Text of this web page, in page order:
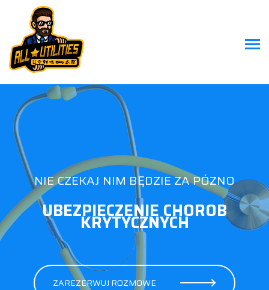
NIE CZEKAJ NIM BĘDZIE ZA PÓZNO
UBEZPIECZENIE CHOROB
KRYTYCZNYCH
ZAREZERWUJ ROZMOWE